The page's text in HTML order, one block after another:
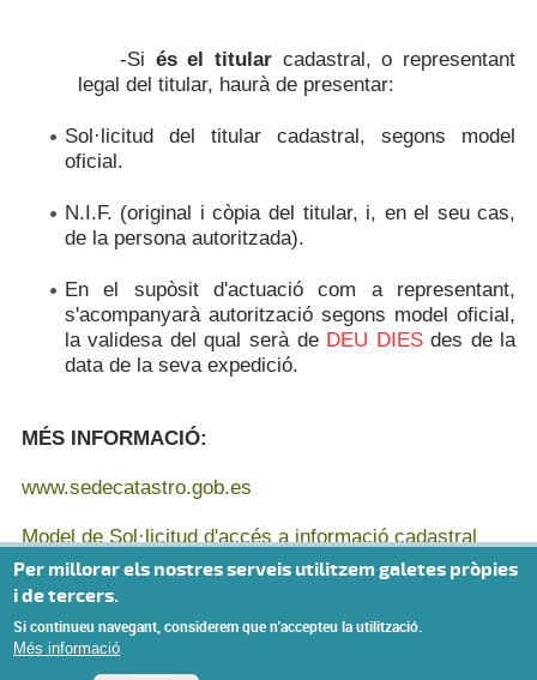
-Si és el titular cadastral, o representant
legal del titular, haurà de presentar:
Sol·licitud del titular cadastral, segons model
oficial.
N.I.F. (original i còpia del titular, i, en el seu cas,
de la persona autoritzada).
En el supòsit d'actuació com a representant,
s'acompanyarà autorització segons model oficial,
la validesa del qual serà de DEU DIESdes de la
data de la seva expedició.
MÉS INFORMACIÓ:
www.sedecatastro.gob.es
Model de Sol·licitud d'accés a informació cadastral
Model d'Autorització
Privacy settings
Per millorar els nostres serveis utilitzem galetes pròpies
i de tercers.
Si continueu navegant, considerem que n'accepteu la utilització.
Més informació